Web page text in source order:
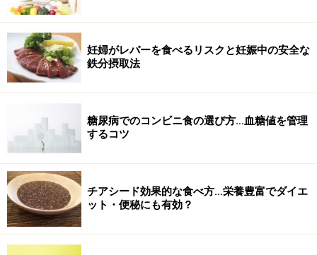
妊婦がレバーを食べるリスクと妊娠中の安全な
鉄分摂取法
糖尿病でのコンビニ食の選び方…血糖値を管理
するコツ
チアシード効果的な食べ方…栄養豊富でダイエ
ット・便秘にも有効？